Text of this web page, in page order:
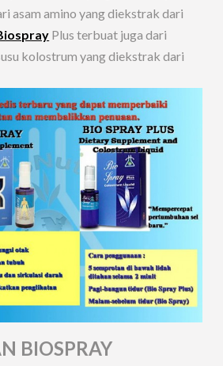
asam amino yang diekstrak dari
Plus terbuat juga dari
kolostrum yang diekstrak dari
BIOSPRAY